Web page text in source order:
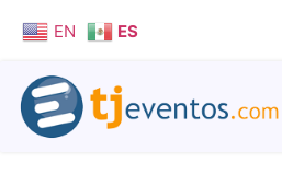
EN ES